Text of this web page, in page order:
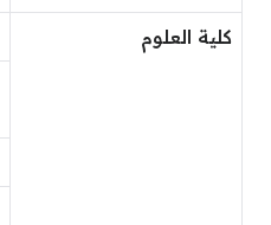
كلية العلوم